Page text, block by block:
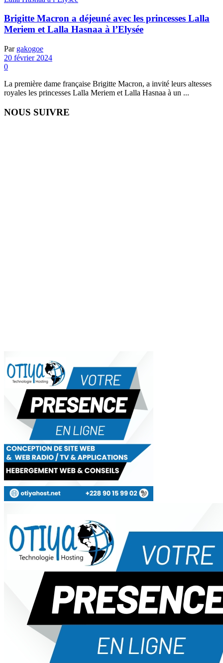
Brigitte Macron a déjeuné avec les princesses Lalla
Meriem et Lalla Hasnaa à l’Elysée
Par gakogoe
20 février 2024
0
La première dame française Brigitte Macron, a invité leurs altesses
royales les princesses Lalla Meriem et Lalla Hasnaa à un ...
NOUS SUIVRE